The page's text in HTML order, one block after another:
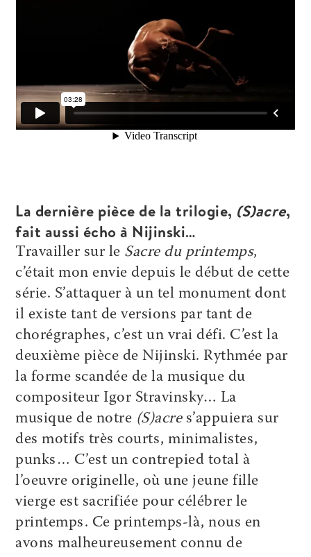
La dernière pièce de la trilogie, (S)acre,
fait aussi écho à Nijinski…
Travailler sur le Sacre du printemps,
c’était mon envie depuis le début de cette
série. S’attaquer à un tel monument dont
il existe tant de versions par tant de
chorégraphes, c’est un vrai défi. C’est la
deuxième pièce de Nijinski. Rythmée par
la forme scandée de la musique du
compositeur Igor Stravinsky… La
musique de notre (S)acres’appuiera sur
des motifs très courts, minimalistes,
punks… C’est un contrepied total à
l’oeuvre originelle, où une jeune fille
vierge est sacrifiée pour célébrer le
printemps. Ce printemps-là, nous en
avons malheureusement connu de